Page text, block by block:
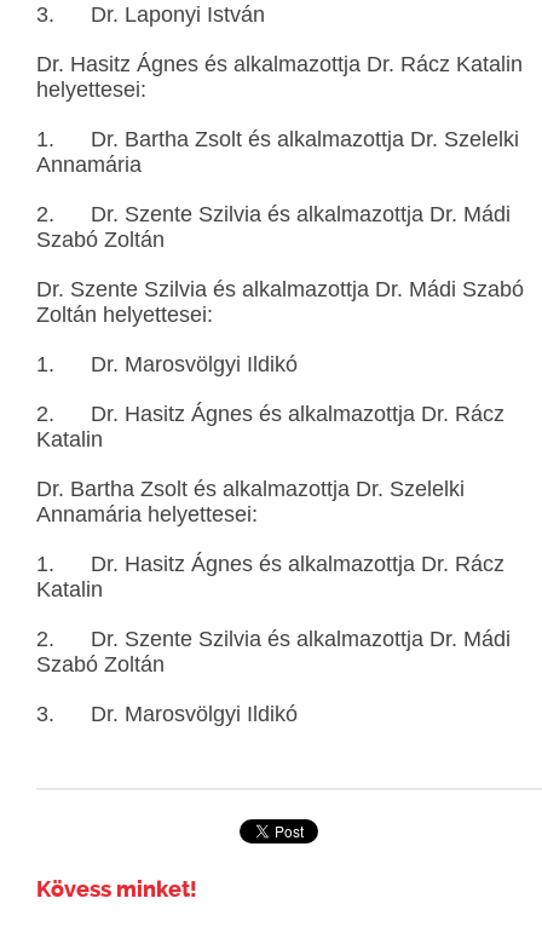
3. Dr. Laponyi István
Dr. Hasitz Ágnes és alkalmazottja Dr. Rácz Katalin
helyettesei:
1. Dr. Bartha Zsolt és alkalmazottja Dr. Szelelki
Annamária
2. Dr. Szente Szilvia és alkalmazottja Dr. Mádi
Szabó Zoltán
Dr. Szente Szilvia és alkalmazottja Dr. Mádi Szabó
Zoltán helyettesei:
1. Dr. Marosvölgyi Ildikó
2. Dr. Hasitz Ágnes és alkalmazottja Dr. Rácz
Katalin
Dr. Bartha Zsolt és alkalmazottja Dr. Szelelki
Annamária helyettesei:
1. Dr. Hasitz Ágnes és alkalmazottja Dr. Rácz
Katalin
2. Dr. Szente Szilvia és alkalmazottja Dr. Mádi
Szabó Zoltán
3. Dr. Marosvölgyi Ildikó
Kövess minket!